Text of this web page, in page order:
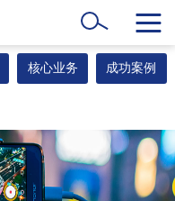
核心业务 成功案例